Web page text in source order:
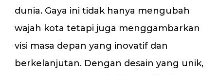
dunia. Gaya ini tidak hanya mengubah
wajah kota tetapi juga menggambarkan
visi masa depan yang inovatif dan
berkelanjutan. Dengan desain yang unik,